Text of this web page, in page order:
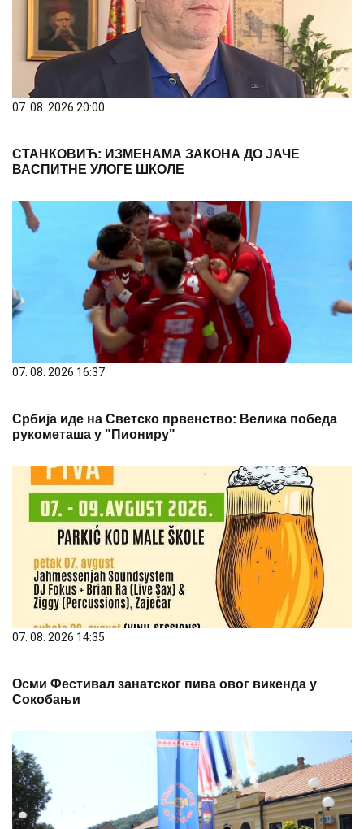
07. 08. 2026 20:00
СТАНКОВИЋ: ИЗМЕНАМА ЗАКОНА ДО ЈАЧЕ
ВАСПИТНЕ УЛОГЕ ШКОЛЕ
07. 08. 2026 16:37
Србија иде на Светско првенство: Велика победа
рукометаша у "Пиониру"
07. 08. 2026 14:35
Осми Фестивал занатског пива овог викенда у
Сокобањи